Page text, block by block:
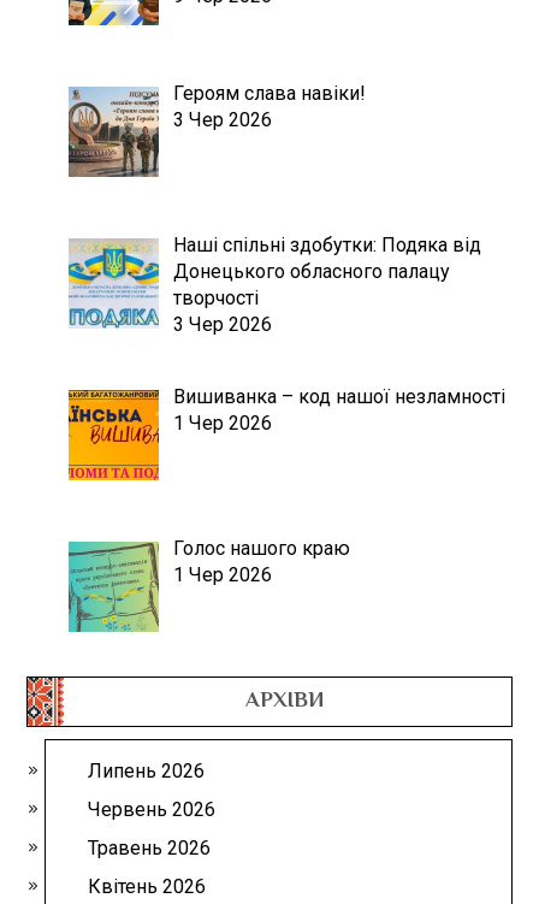
Героям слава навіки!
3 Чер 2026
Наші спільні здобутки: Подяка від
Донецького обласного палацу
творчості
3 Чер 2026
Вишиванка – код нашої незламності
1 Чер 2026
Голос нашого краю
1 Чер 2026
АРХІВИ
Липень 2026
Червень 2026
Травень 2026
Квітень 2026